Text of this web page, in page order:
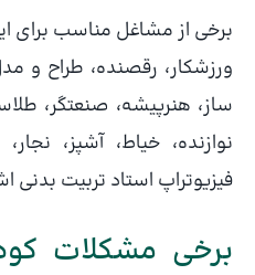
برخی از مشاغل مناسب برای
ورزشکار، رقصنده، طراح و
ساز، هنرپیشه، صنعتگر،
نوازنده، خیاط، آشپز، نجار،
فیزیوتراپ استاد تربیت بدنی
برخی مشکلات